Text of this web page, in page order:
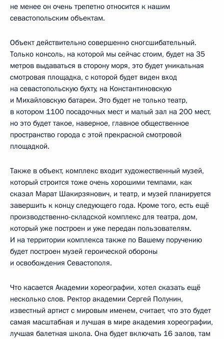
не менее он очень трепетно относится к нашим
севастопольским объектам.
Объект действительно совершенно сногсшибательный.
Только консоль, на которой мы сейчас стоим, будет на 35
метров выдаваться в сторону моря, это будет уникальная
смотровая площадка, с которой будет виден вход
на севастопольскую бухту, на Константиновскую
и Михайловскую батареи. Это будет не только театр,
в котором 1100 посадочных мест и малый зал на 200 мест,
но это будет такое, наверное, главное общественное
пространство города с этой прекрасной смотровой
площадкой.
Также в объект, комплекс входит художественный музей,
который строится тоже очень хорошими темпами, как
сказал Марат Шакирзянович, и театр, и музей планируется
завершить к концу следующего года. Кроме того, есть ещё
производственно-складской комплекс для театра, дом,
который уже построен и уже передан пользователям.
И на территории комплекса также по Вашему поручению
будет построен музей героической обороны
и освобождения Севастополя.
Что касается Академии хореографии, хотел сказать ещё
несколько слов. Ректор академии Сергей Полунин,
известный артист с мировым именем, считает, что это будет
самая масштабная и лучшая в мире академия хореографии,
лучшая балетная школа. Она будет включать 16 залов, там